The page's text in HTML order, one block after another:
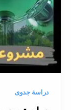
دراسة جدوى